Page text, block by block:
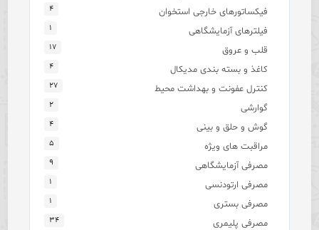
فیکساتورهای خارجی استخوان ۴
فیلترهای آزمایشگاهی ۱
قلب و عروق ۱۷
کاغذ و بسته بندی مدیکال ۴
کنترل عفونت و بهداشت محیط ۲۷
گوارشی ۲
گوش و حلق و بینی ۴
مراقبت های ویژه ۵
مصرفی آزمایشگاهی ۹
مصرفی ارتودنسی ۱
مصرفی بستری ۱
مصرفی پلیمری ۳۴